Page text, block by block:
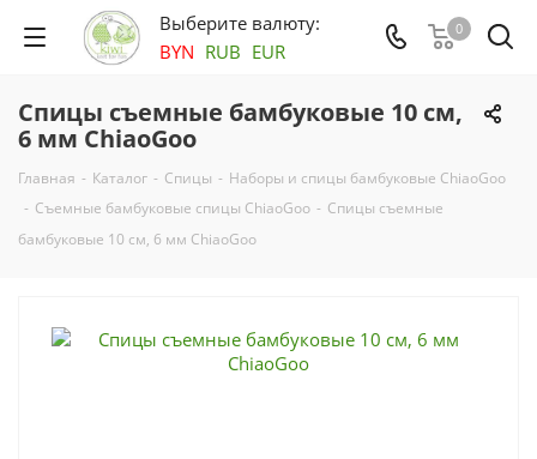
Выберите валюту:
BYN RUB EUR
0
Спицы съемные бамбуковые 10 см,
6 мм ChiaoGoo
Главная - Каталог - Спицы - Наборы и спицы бамбуковые ChiaoGoo
- Съемные бамбуковые спицы ChiaoGoo - Спицы съемные
бамбуковые 10 см, 6 мм ChiaoGoo